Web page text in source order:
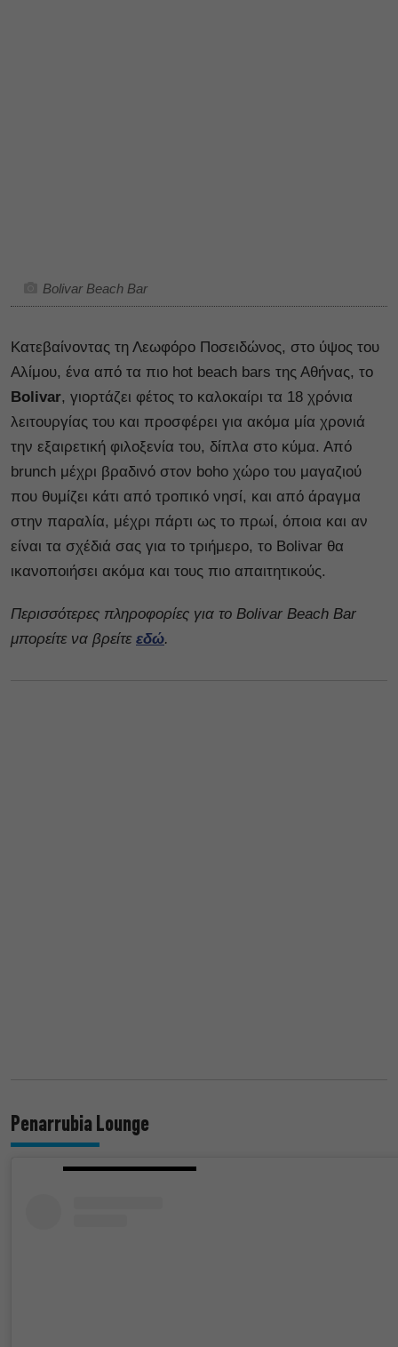
Bolivar Beach Bar
Κατεβαίνοντας τη Λεωφόρο Ποσειδώνος, στο ύψος του
Αλίμου, ένα από τα πιο hot beach bars της Αθήνας, το
Bolivar, γιορτάζει φέτος το καλοκαίρι τα 18 χρόνια
λειτουργίας του και προσφέρει για ακόμα μία χρονιά
την εξαιρετική φιλοξενία του, δίπλα στο κύμα. Από
brunch μέχρι βραδινό στον boho χώρο του μαγαζιού
που θυμίζει κάτι από τροπικό νησί, και από άραγμα
στην παραλία, μέχρι πάρτι ως το πρωί, όποια και αν
είναι τα σχέδιά σας για το τριήμερο, το Bolivar θα
ικανοποιήσει ακόμα και τους πιο απαιτητικούς.
Περισσότερες πληροφορίες για το Bolivar Beach Bar
μπορείτε να βρείτε εδώ.
Penarrubia Lounge